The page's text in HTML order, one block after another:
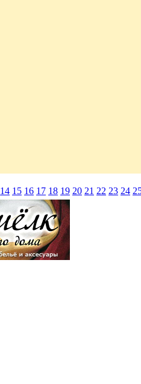
14 15 16 17 18 19 20 21 22 23 24